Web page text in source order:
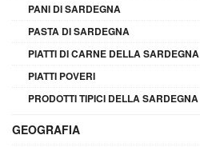
PANI DI SARDEGNA
PASTA DI SARDEGNA
PIATTI DI CARNE DELLA SARDEGNA
PIATTI POVERI
PRODOTTI TIPICI DELLA SARDEGNA
GEOGRAFIA